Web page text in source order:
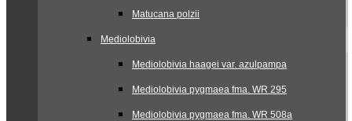
Matucana polzii
Mediolobivia
Mediolobivia haagei var. azulpampa
Mediolobivia pygmaea fma. WR 295
Mediolobivia pygmaea fma. WR 508a